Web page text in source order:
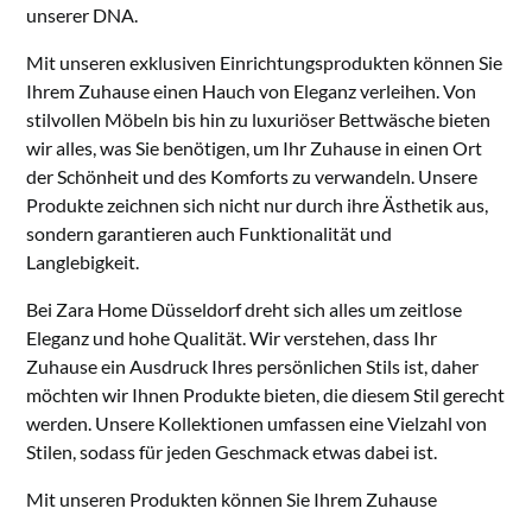
unserer DNA.
Mit unseren exklusiven Einrichtungsprodukten können Sie
Ihrem Zuhause einen Hauch von Eleganz verleihen. Von
stilvollen Möbeln bis hin zu luxuriöser Bettwäsche bieten
wir alles, was Sie benötigen, um Ihr Zuhause in einen Ort
der Schönheit und des Komforts zu verwandeln. Unsere
Produkte zeichnen sich nicht nur durch ihre Ästhetik aus,
sondern garantieren auch Funktionalität und
Langlebigkeit.
Bei Zara Home Düsseldorf dreht sich alles um zeitlose
Eleganz und hohe Qualität. Wir verstehen, dass Ihr
Zuhause ein Ausdruck Ihres persönlichen Stils ist, daher
möchten wir Ihnen Produkte bieten, die diesem Stil gerecht
werden. Unsere Kollektionen umfassen eine Vielzahl von
Stilen, sodass für jeden Geschmack etwas dabei ist.
Mit unseren Produkten können Sie Ihrem Zuhause